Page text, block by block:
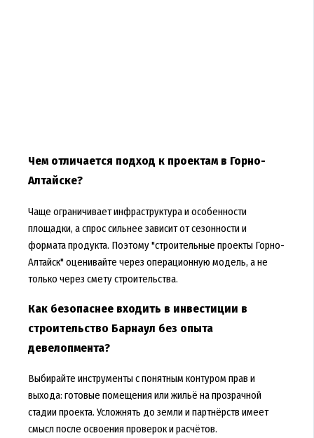
Чем отличается подход к проектам в Горно-
Алтайске?
Чаще ограничивает инфраструктура и особенности
площадки, а спрос сильнее зависит от сезонности и
формата продукта. Поэтому "строительные проекты Горно-
Алтайск" оценивайте через операционную модель, а не
только через смету строительства.
Как безопаснее входить в инвестиции в
строительство Барнаул без опыта
девелопмента?
Выбирайте инструменты с понятным контуром прав и
выхода: готовые помещения или жильё на прозрачной
стадии проекта. Усложнять до земли и партнёрств имеет
смысл после освоения проверок и расчётов.